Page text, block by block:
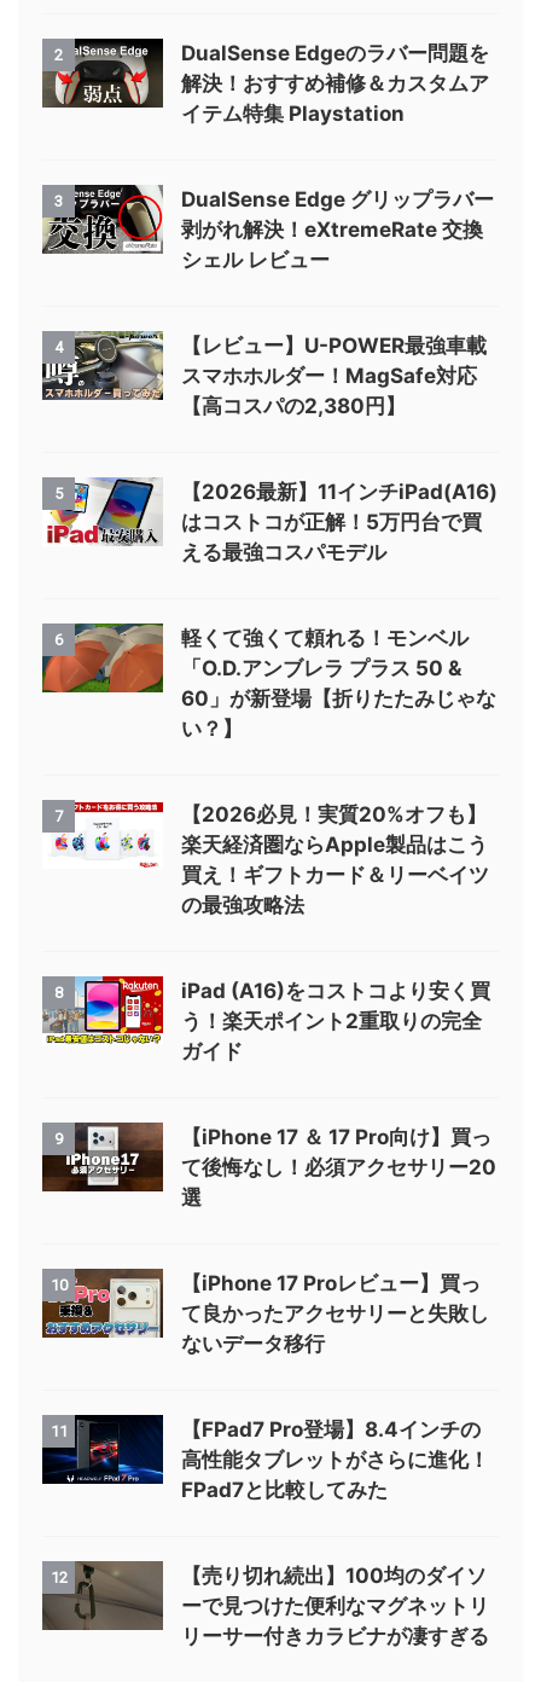
2
DualSense Edgeのラバー問題を
解決！おすすめ補修＆カスタムア
イテム特集 Playstation
3
DualSense Edge グリップラバー
剥がれ解決！eXtremeRate 交換
シェル レビュー
4
【レビュー】U-POWER最強車載
スマホホルダー！MagSafe対応
【高コスパの2,380円】
5
【2026最新】11インチiPad(A16)
はコストコが正解！5万円台で買
える最強コスパモデル
6
軽くて強くて頼れる！モンベル
「O.D.アンブレラ プラス 50 &
60」が新登場【折りたたみじゃな
い？】
7
【2026必見！実質20%オフも】
楽天経済圏ならApple製品はこう
買え！ギフトカード＆リーベイツ
の最強攻略法
8
iPad (A16)をコストコより安く買
う！楽天ポイント2重取りの完全
ガイド
9
【iPhone 17 ＆ 17 Pro向け】買っ
て後悔なし！必須アクセサリー20
選
10
【iPhone 17 Proレビュー】買っ
て良かったアクセサリーと失敗し
ないデータ移行
11
【FPad7 Pro登場】8.4インチの
高性能タブレットがさらに進化！
FPad7と比較してみた
12
【売り切れ続出】100均のダイソ
ーで見つけた便利なマグネットリ
リーサー付きカラビナが凄すぎる